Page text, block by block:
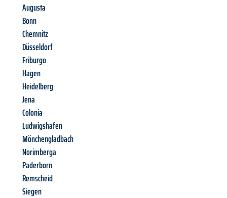
Augusta
Bonn
Chemnitz
Düsseldorf
Friburgo
Hagen
Heidelberg
Jena
Colonia
Ludwigshafen
Mönchengladbach
Norimberga
Paderborn
Remscheid
Siegen